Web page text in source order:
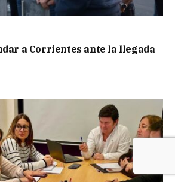
a Corrientes ante la llegada